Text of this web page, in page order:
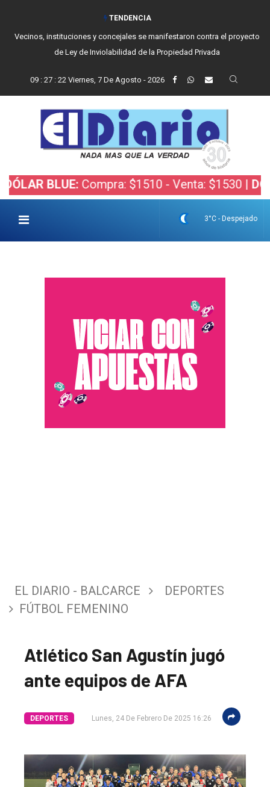
TENDENCIA
Vecinos, instituciones y concejales se manifestaron contra el proyecto
de Ley de Inviolabilidad de la Propiedad Privada
09: 27: 23 Viernes, 7 De Agosto - 2026
BLUE: Compra: $1510 - Venta: $1530 |DÓLAR
3°C - Despejado
único
Balcarce
EL DIARIO - BALCARCE
DEPORTES
FÚTBOL FEMENINO
Atlético San Agustín jugó
ante equipos de AFA
DEPORTES Lunes, 24 De Febrero De 2025 16:26